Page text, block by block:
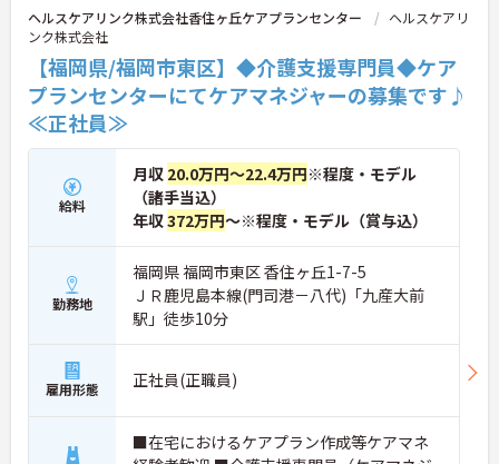
ヘルスケアリンク株式会社香住ヶ丘ケアプランセンター
ヘルスケアリ
ンク株式会社
【福岡県/福岡市東区】◆介護支援専門員◆ケア
プランセンターにてケアマネジャーの募集です♪
≪正社員≫
給料
月収 20.0万円～22.4万円※程度・モデル
（諸手当込）
年収372万円～※程度・モデル（賞与込）
勤務地
福岡県 福岡市東区 香住ヶ丘1-7-5
ＪＲ鹿児島本線(門司港－八代)「九産大前
駅」徒歩10分
雇用形態 正社員(正職員)
■在宅におけるケアプラン作成等ケアマネ